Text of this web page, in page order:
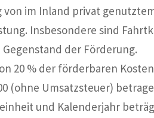
im Inland privat
Insbesondere sind
der Förderung.
20 % der förderbaren
(ohne Umsatzsteuer)
und Kalenderjahr